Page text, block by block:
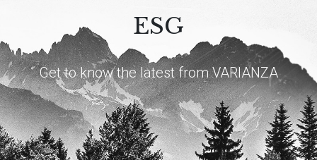
ESG
Get to know the latest from VARIANZA